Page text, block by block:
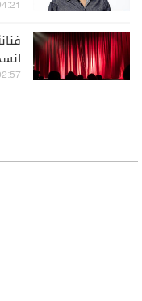
| 2026-08-06
| 2026-08-06